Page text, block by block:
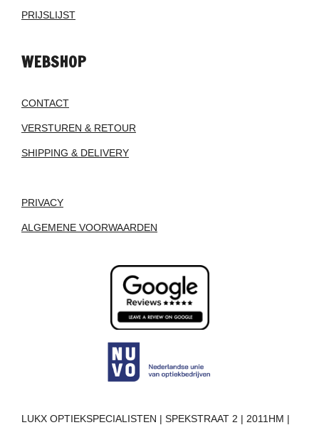
PRIJSLIJST
WEBSHOP
CONTACT
VERSTUREN & RETOUR
SHIPPING & DELIVERY
PRIVACY
ALGEMENE VOORWAARDEN
LUKX OPTIEKSPECIALISTEN | SPEKSTRAAT 2 | 2011HM |